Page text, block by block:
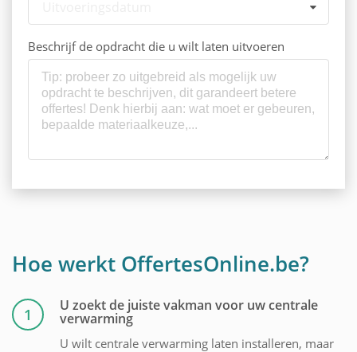
Beschrijf de opdracht die u wilt laten uitvoeren
Hoe werkt OffertesOnline.be?
1 U zoekt de juiste vakman voor uw centrale
verwarming
U wilt centrale verwarming laten installeren, maar